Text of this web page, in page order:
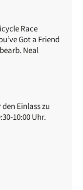
Race
Got a Friend
Neal
Einlass zu
10:00 Uhr.